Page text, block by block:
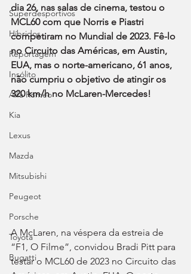
Superdesportivos
Híbridos
Reportagem
Insólito
Alfa Romeo
Kia
Lexus
Mazda
Mitsubishi
Peugeot
Porsche
Toyota
Bugatti
dia 26, nas salas de cinema, testou o
MCL60 com que Norris e Piastri
competiram no Mundial de 2023. Fê-lo
no Circuito das Américas, em Austin,
EUA, mas o norte-americano, 61 anos,
não cumpriu o objetivo de atingir os
320 km/h no McLaren-Mercedes!
A McLaren, na véspera da estreia de
“F1, O Filme”, convidou Bradi Pitt para
testar o MCL60 de 2023 no Circuito das